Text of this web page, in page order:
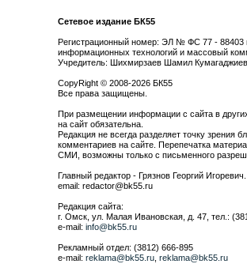
Сетевое издание БК55
Регистрационный номер: ЭЛ № ФС 77 - 88403
информационных технологий и массовый
Учредитель: Шихмирзаев Шамил
CopyRight © 2008-2026 БК55
Все права защищены.
При размещении информации с сайта в
на сайт обязательна.
Редакция не всегда разделяет точку зрения
комментариев на сайте. Перепечатка
СМИ, возможны только с письменного
Главный редактор - Грязнов Георгий Игоревич.
email: redactor@bk55.ru
Редакция сайта:
г. Омск, ул. Малая Ивановская, д. 47, тел.:
e-mail: info@bk55.ru
Рекламный отдел: (3812) 666-895
e-mail: reklama@bk55.ru reklama@bk55.ru